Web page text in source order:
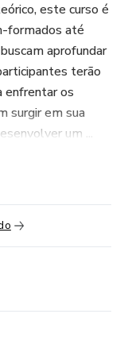
este curso é
formados até
aprofundar
terão
enfrentar os
surgir em sua
um ...